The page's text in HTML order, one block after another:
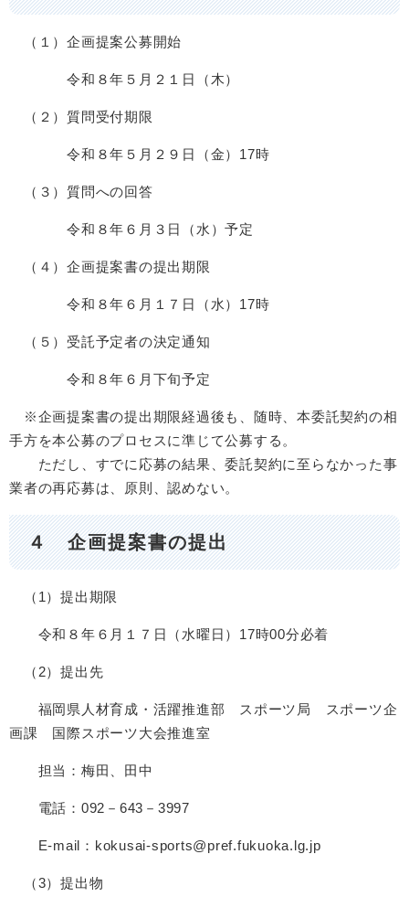
（１）企画提案公募開始
令和８年５月２１日（木）
（２）質問受付期限
令和８年５月２９日（金）17時
（３）質問への回答
令和８年６月３日（水）予定
（４）企画提案書の提出期限
令和８年６月１７日（水）17時
（５）受託予定者の決定通知
令和８年６月下旬予定
※企画提案書の提出期限経過後も、随時、本委託契約の相
手方を本公募のプロセスに準じて公募する。
ただし、すでに応募の結果、委託契約に至らなかった事
業者の再応募は、原則、認めない。
４ 企画提案書の提出
（1）提出期限
令和８年６月１７日（水曜日）17時00分必着
（2）提出先
福岡県人材育成・活躍推進部 スポーツ局 スポーツ企
画課 国際スポーツ大会推進室
担当：梅田、田中
電話：092－643－3997
E-mail：kokusai-sports@pref.fukuoka.lg.jp
（3）提出物